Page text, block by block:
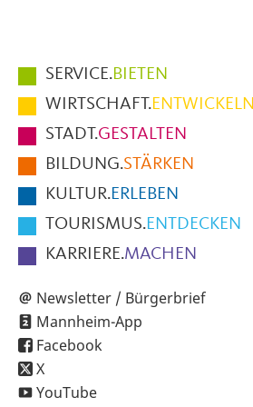
Hauptmenüpunkte
im
Fußbereich
der
Seite
SERVICE.BIETEN
WIRTSCHAFT.ENTWICKELN
STADT.GESTALTEN
BILDUNG.STÄRKEN
KULTUR.ERLEBEN
TOURISMUS.ENTDECKEN
KARRIERE.MACHEN
Newsletter / Bürgerbrief
Mannheim-App
Facebook
X
YouTube